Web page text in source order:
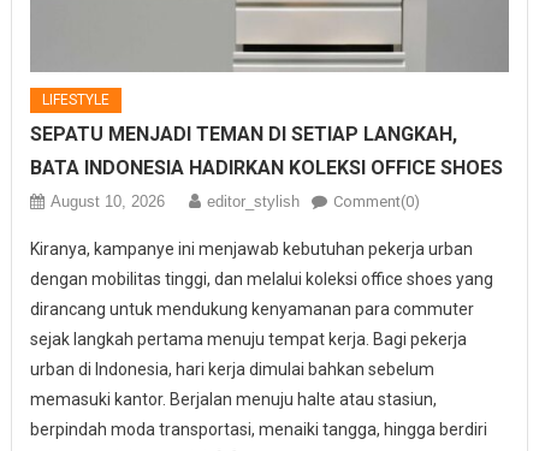
LIFESTYLE
SEPATU MENJADI TEMAN DI SETIAP LANGKAH,
BATA INDONESIA HADIRKAN KOLEKSI OFFICE SHOES
August 10, 2026 editor_stylish Comment(0)
Kiranya, kampanye ini menjawab kebutuhan pekerja urban
dengan mobilitas tinggi, dan melalui koleksi office shoes yang
dirancang untuk mendukung kenyamanan para commuter
sejak langkah pertama menuju tempat kerja. Bagi pekerja
urban di Indonesia, hari kerja dimulai bahkan sebelum
memasuki kantor. Berjalan menuju halte atau stasiun,
berpindah moda transportasi, menaiki tangga, hingga berdiri